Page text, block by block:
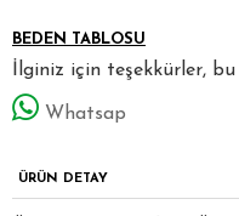
BEDEN TABLOSU
İlginiz için teşekkürler,
Whatsap
ÜRÜN DETAY